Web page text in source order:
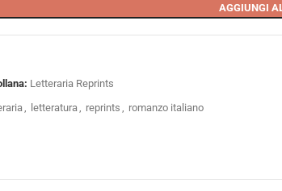
AGGIUNGI
Letteraria Reprints
letteratura reprints romanzo italiano